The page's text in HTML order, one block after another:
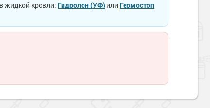
жидкой кровли: Гидролон (УФ) или Гермостоп